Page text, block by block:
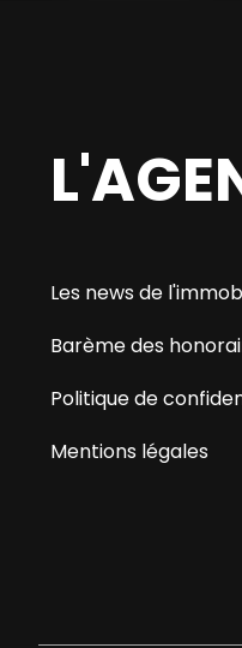
Les news de
Barème des
Politique de
Mentions légales